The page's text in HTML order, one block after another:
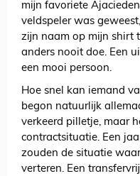
mijn favoriete
veldspeler was
zijn naam op mijn shirt
anders nooit doe. Een
een mooi persoon.
Hoe snel kan iemand
begon natuurlijk
verkeerd pilletje, maar
contractsituatie. Een
zouden de situatie
verteren. Een